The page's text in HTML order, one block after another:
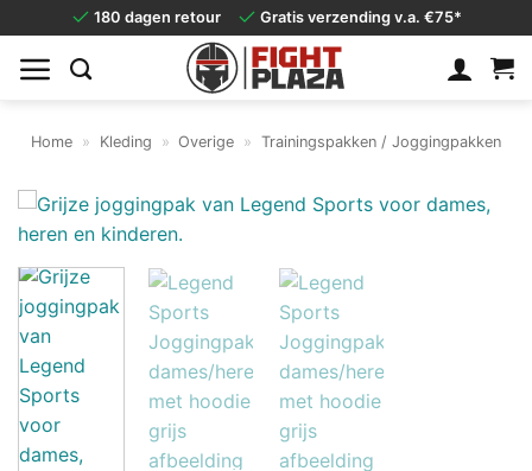
naar
inhoud
180 dagen retour Gratis verzending v.a. €75*
Home » Kleding » Overige » Trainingspakken / Joggingpakken